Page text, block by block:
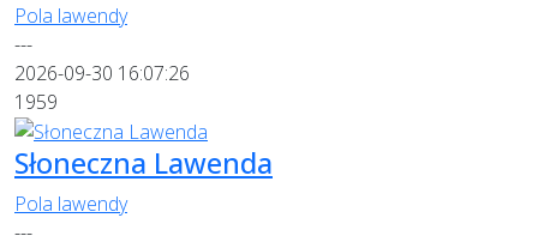
Pola lawendy
---
2026-09-30 16:07:26
1959
Słoneczna Lawenda
Pola lawendy
---